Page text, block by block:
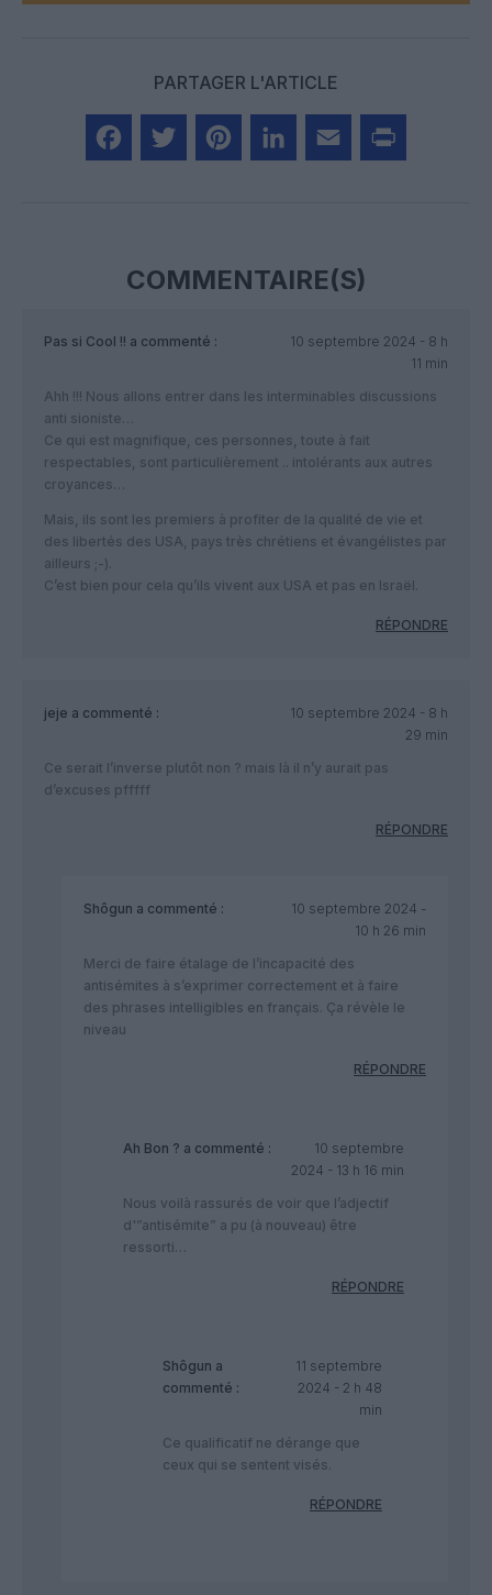
PARTAGER L'ARTICLE
COMMENTAIRE(S)
Pas si Cool !! a commenté :
10 septembre 2024 - 8 h
11 min
Ahh !!! Nous allons entrer dans les interminables discussions
anti sioniste…
Ce qui est magnifique, ces personnes, toute à fait
respectables, sont particulièrement .. intolérants aux autres
croyances…
Mais, ils sont les premiers à profiter de la qualité de vie et
des libertés des USA, pays très chrétiens et évangélistes par
ailleurs ;-).
C’est bien pour cela qu’ils vivent aux USA et pas en Israël.
RÉPONDRE
jeje a commenté :
10 septembre 2024 - 8 h
29 min
Ce serait l’inverse plutôt non ? mais là il n’y aurait pas
d’excuses pfffff
RÉPONDRE
Shôgun a commenté :
10 septembre 2024 -
10 h 26 min
Merci de faire étalage de l’incapacité des
antisémites à s’exprimer correctement et à faire
des phrases intelligibles en français. Ça révèle le
niveau
RÉPONDRE
Ah Bon ? a commenté :
10 septembre
2024 - 13 h 16 min
Nous voilà rassurés de voir que l’adjectif
d'”antisémite” a pu (à nouveau) être
ressorti…
RÉPONDRE
Shôgun a
commenté :
11 septembre
2024 - 2 h 48
min
Ce qualificatif ne dérange que
ceux qui se sentent visés.
RÉPONDRE